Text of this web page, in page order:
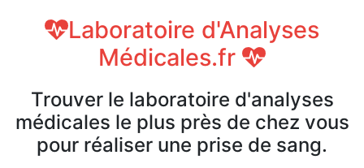
Laboratoire d'Analyses
Médicales.fr
Trouver le laboratoire d'analyses
médicales le plus près de chez vous
pour réaliser une prise de sang.